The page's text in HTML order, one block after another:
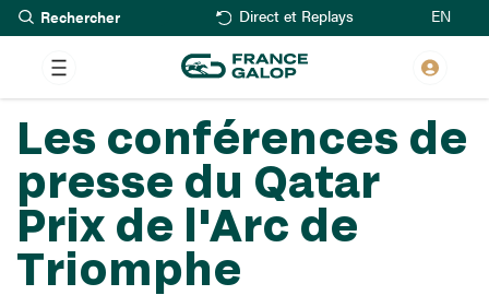
Aller
au
contenu
principal
Rechercher Direct et Replays EN
Les conférences de
presse du Qatar
Prix de l'Arc de
Triomphe